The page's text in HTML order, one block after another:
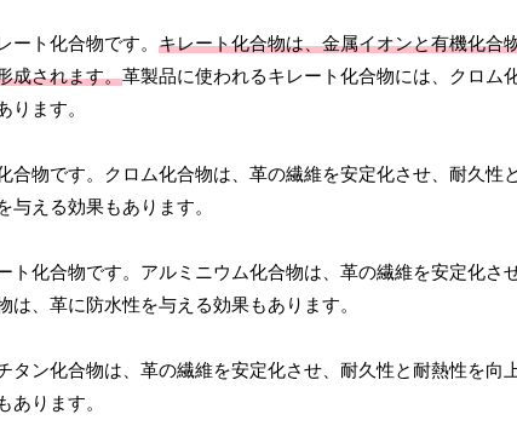
ト化合物です。 キレート化合物は、金属イオンと有機化合
成されます。革製品に使われるキレート化合物には、クロム
ります。
物です。クロム化合物は、革の繊維を安定化させ、耐久性
える効果もあります。
化合物です。アルミニウム化合物は、革の繊維を安定化さ
、革に防水性を与える効果もあります。
ン化合物は、革の繊維を安定化させ、耐久性と耐熱性を向
あります。